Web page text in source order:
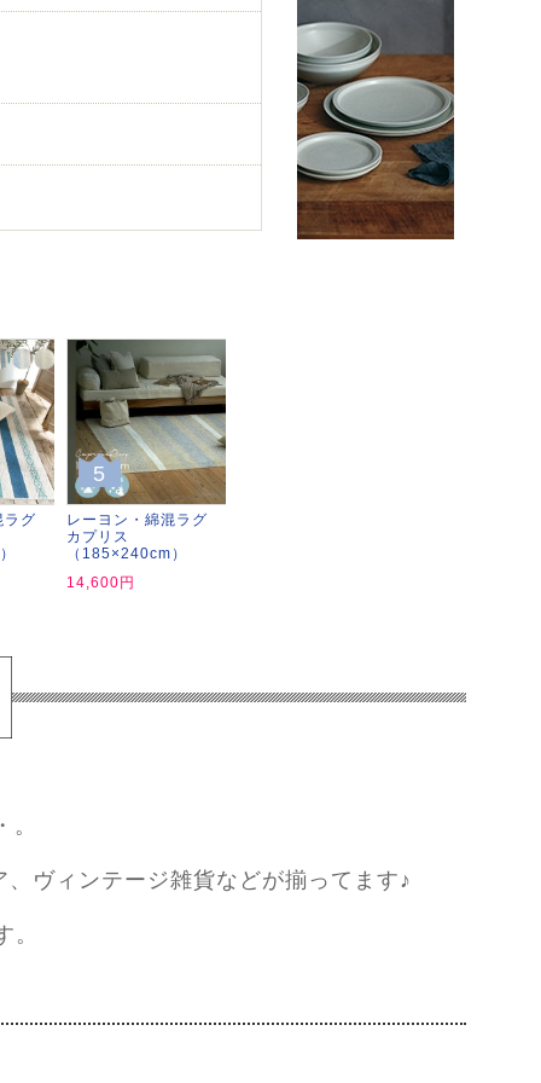
ラグ
5
レーヨン・綿混ラグ
カプリス
（185×240cm）
14,600円
ヴィンテージ雑貨などが揃ってます♪
。